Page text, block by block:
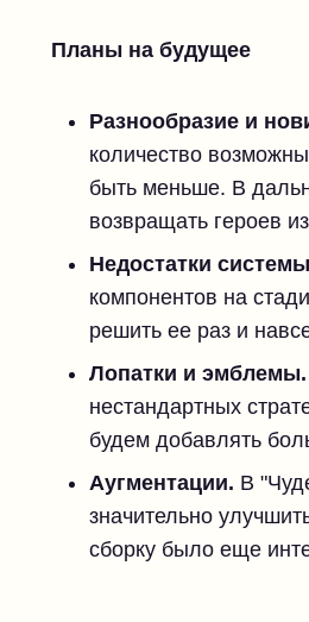
Планы на будущее
Разнообразие и
количество
быть меньше. В
возвращать героев
Недостатки
компонентов на
решить ее раз и
Лопатки и эмблемы.
нестандартных
будем добавлять
Аугментации. В
значительно
сборку было еще